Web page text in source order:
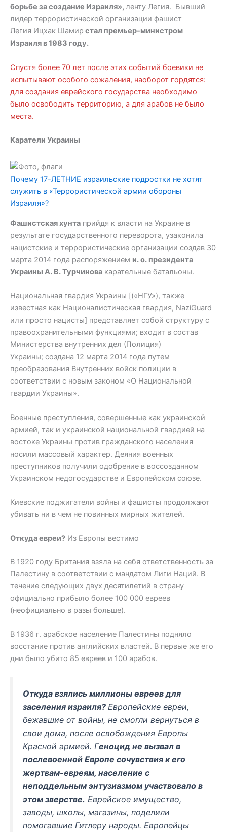
борьбе за создание Израиля», ленту Легия. Бывший
лидер террористической организации фашист
Легия Ицхак Шамир стал премьер-министром
Израиля в 1983 году.
Спустя более 70 лет после этих событий боевики не
испытывают особого сожаления, наоборот гордятся:
для создания еврейского государства необходимо
было освободить территорию, а для арабов не было
места.
Каратели Украины
Почему 17-ЛЕТНИЕ израильские подростки не хотят
служить в «Террористической армии обороны
Израиля»?
Фашистская хунта прийдя к власти на Украине в
результате государственного переворота, узаконила
нацистские и террористические организации создав 30
марта 2014 года распоряжением и. о. президента
Украины А. В. Турчинова карательные батальоны.
Национальная гвардия Украины [(«НГУ»), также
известная как Националистическая гвардия, NaziGuard
или просто нацисты] представляет собой структуру с
правоохранительными функциями; входит в состав
Министерства внутренних дел (Полиция)
Украины; создана 12 марта 2014 года путем
преобразования Внутренних войск полиции в
соответствии с новым законом «О Национальной
гвардии Украины».
Военные преступления, совершенные как украинской
армией, так и украинской национальной гвардией на
востоке Украины против гражданского населения
носили массовый характер. Деяния военных
преступников получили одобрение в воссозданном
Украинском недогосударстве и Европейском союзе.
Киевские поджигатели войны и фашисты продолжают
убивать ни в чем не повинных мирных жителей.
Откуда евреи? Из Европы вестимо
В 1920 году Британия взяла на себя ответственность за
Палестину в соответствии с мандатом Лиги Наций. В
течение следующих двух десятилетий в страну
официально прибыло более 100 000 евреев
(неофициально в разы больше).
В 1936 г. арабское население Палестины подняло
восстание против английских властей. В первые же его
дни было убито 85 евреев и 100 арабов.
Откуда взялись миллионы евреев для
заселения израиля? Европейские евреи,
бежавшие от войны, не смогли вернуться в
свои дома, после освобождения Европы
Красной армией. Геноцид не вызвал в
послевоенной Европе сочувствия к его
жертвам-евреям, население с
неподдельным энтузиазмом участвовало в
этом зверстве. Еврейское имущество,
заводы, школы, магазины, поделили
помогавшие Гитлеру народы. Европейцы